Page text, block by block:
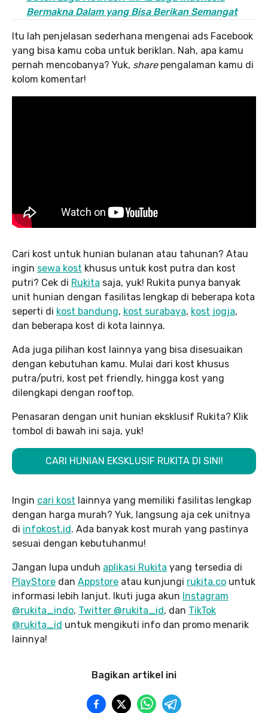
Bermakna Dalam yang Bisa Berikan Semangat
Itu lah penjelasan sederhana mengenai ads Facebook
yang bisa kamu coba untuk beriklan. Nah, apa kamu
pernah mencobanya? Yuk, sharepengalaman kamu di
kolom komentar!
Cari kost untuk hunian bulanan atau tahunan? Atau
ingin sewa kost khusus untuk kost putra dan kost
putri? Cek di Rukita saja, yuk! Rukita punya banyak
unit hunian dengan fasilitas lengkap di beberapa kota
seperti di kost bandung, kost surabaya, kost jogja,
dan beberapa kost di kota lainnya.
Ada juga pilihan kost lainnya yang bisa disesuaikan
dengan kebutuhan kamu. Mulai dari kost khusus
putra/putri, kost pet friendly, hingga kost yang
dilengkapi dengan rooftop.
Penasaran dengan unit hunian eksklusif Rukita? Klik
tombol di bawah ini saja, yuk!
CARI HUNIAN EKSKLUSIF RUKITA DI SINI!
Ingin cari kost lainnya yang memiliki fasilitas lengkap
dengan harga murah? Yuk, langsung aja cek unitnya
di infokost.id. Ada banyak kost murah yang pastinya
sesuai dengan kebutuhanmu!
Jangan lupa unduh aplikasi Rukita yang tersedia di
PlayStore dan Appstore atau kunjungi rukita.co untuk
informasi lebih lanjut. Ikuti juga akun Instagram
@rukita_indo, Twitter @rukita_id, dan TikTok
@rukita_id untuk mengikuti info dan promo menarik
lainnya!
Bagikan artikel ini